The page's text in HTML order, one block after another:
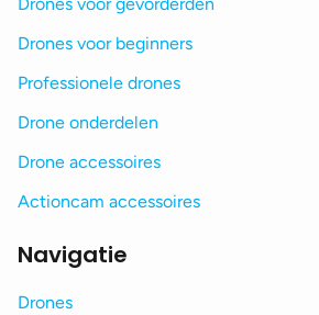
Drones voor beginners
Professionele drones
Drone onderdelen
Drone accessoires
Actioncam accessoires
Navigatie
Drones